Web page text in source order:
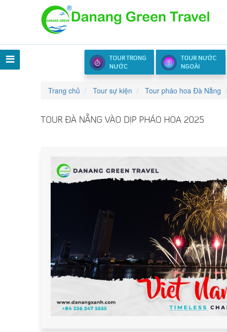
TOUR TRONG
NƯỚC
TOUR NƯỚC
NGOÀI
Trang chủ Tour sự kiện Tour pháo hoa Đà Nẵng
TOUR ĐÀ NẴNG VÀO DỊP PHÁO HOA 2025